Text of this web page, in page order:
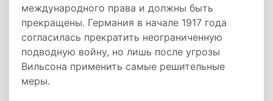
международного права и должны быть
прекращены. Германия в начале 1917 года
согласилась прекратить неограниченную
подводную войну, но лишь после угрозы
Вильсона применить самые решительные
меры.